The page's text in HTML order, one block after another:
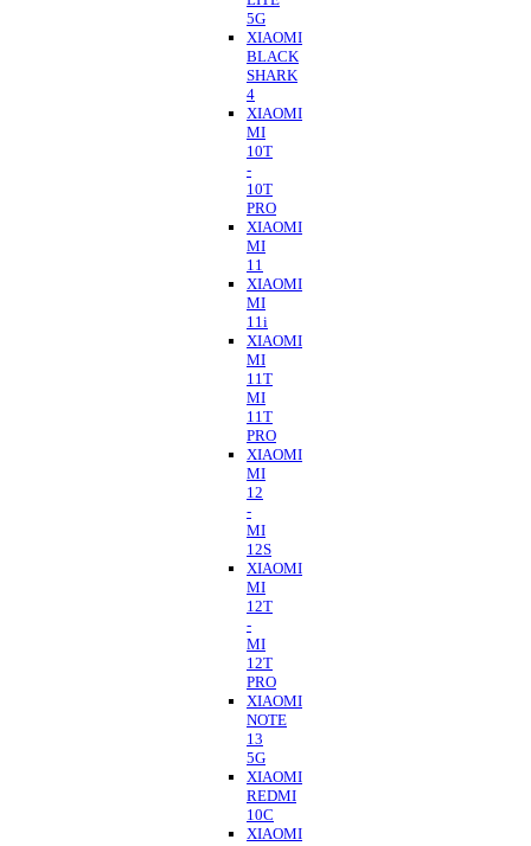
5G
XIAOMI
BLACK
SHARK
4
XIAOMI
MI
10T
-
10T
PRO
XIAOMI
MI
11
XIAOMI
MI
11i
XIAOMI
MI
11T
MI
11T
PRO
XIAOMI
MI
12
-
MI
12S
XIAOMI
MI
12T
-
MI
12T
PRO
XIAOMI
NOTE
13
5G
XIAOMI
REDMI
10C
XIAOMI